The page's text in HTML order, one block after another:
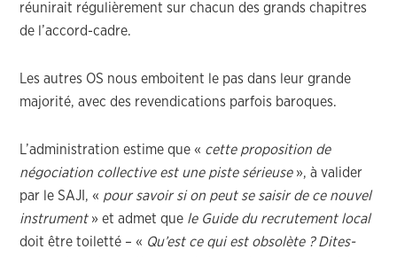
réunirait régulièrement sur chacun des grands chapitres
de l’accord-cadre.
Les autres OS nous emboitent le pas dans leur grande
majorité, avec des revendications parfois baroques.
L’administration estime que « cette proposition de
négociation collective est une piste sérieuse», à valider
par le SAJI, « pour savoir si on peut se saisir de ce nouvel
instrument» et admet que le Guide du recrutement local
doit être toiletté – « Qu’est ce qui est obsolète ? Dites-